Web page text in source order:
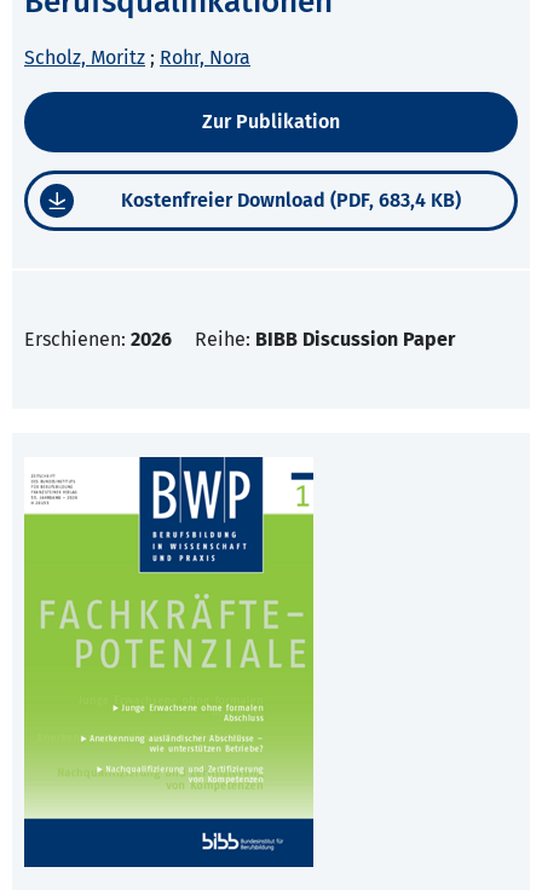
Scholz, Moritz ; Rohr, Nora
Zur Publikation
Kostenfreier Download (PDF, 683,4 KB)
Erschienen: 2026 Reihe: BIBB Discussion Paper